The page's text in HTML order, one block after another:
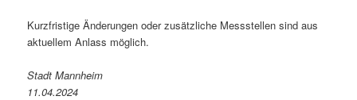
Kurzfristige Änderungen oder zusätzliche Messstellen sind aus
aktuellem Anlass möglich.
Stadt Mannheim
11.04.2024